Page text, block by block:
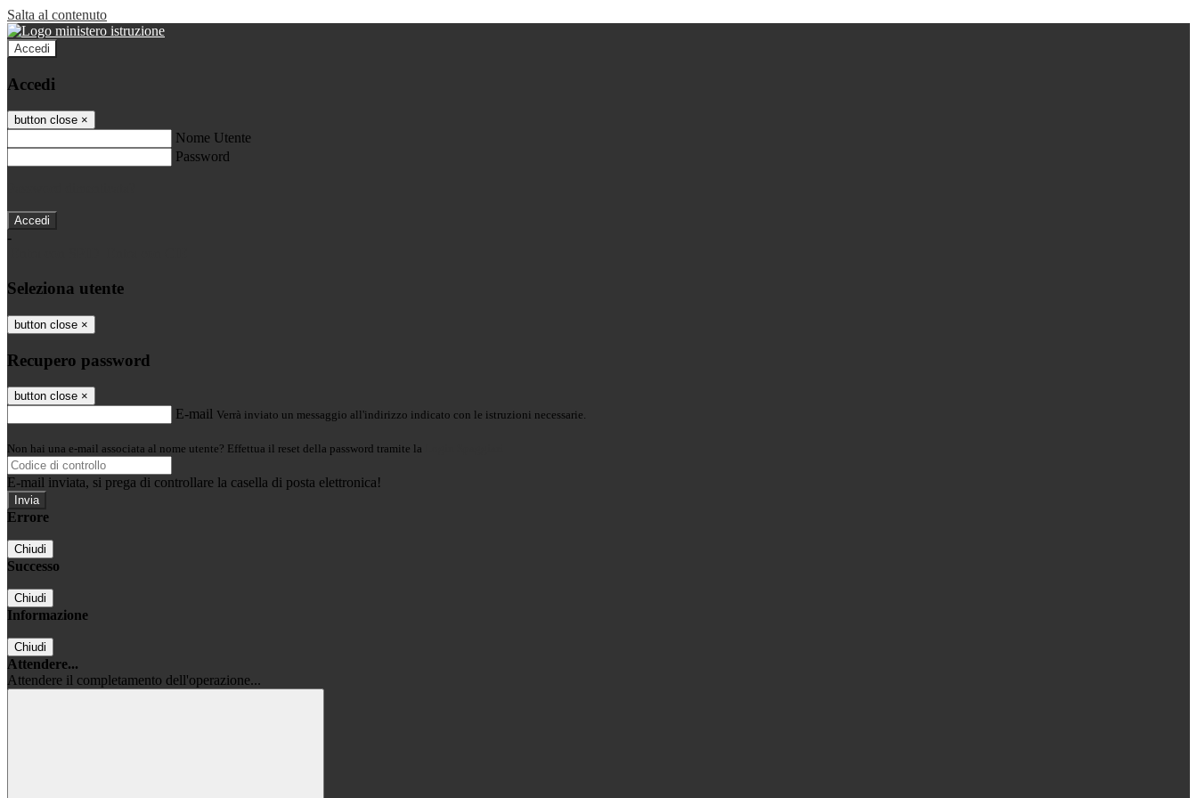
Salta al contenuto
Accedi
Accedi
button close ×
Nome Utente
Password
-
Seleziona utente
button close ×
Recupero password
button close ×
E-mail Verrà inviato un messaggio all'indirizzo indicato con le istruzioni necessarie.
Non hai una e-mail associata al nome utente? Effettua il reset della password tramite la
E-mail inviata, si prega di controllare la casella di posta elettronica!
Errore
Chiudi
Successo
Chiudi
Informazione
Chiudi
Attendere...
Attendere il completamento dell'operazione...